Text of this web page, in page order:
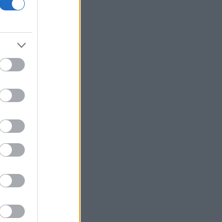
Ο Γκουτέρες ζητά άμεσο τερματισμό
Οι ελληνικές scale-ups επιχειρήσεις
είναι η μεγαλύτερη πρόκληση
AfD, επτά μονάδες μπροστά από το
CDU/CSU του Μερτς
επτά εβδομάδων με φόντο το Ιράν
στην περιοχή του Κιέβου με drones
πύραυλο μικρού βεληνεκούς», λέει η
Σεούλ
εκατ. δολάρια και ανοίγει γραφείο στις
ΗΠΑ